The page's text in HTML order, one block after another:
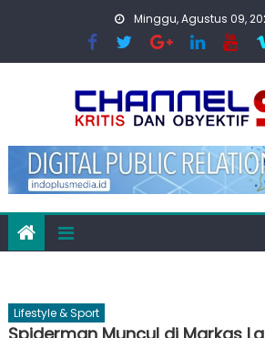
Minggu, Agustus 09,
Lifestyle & Sport